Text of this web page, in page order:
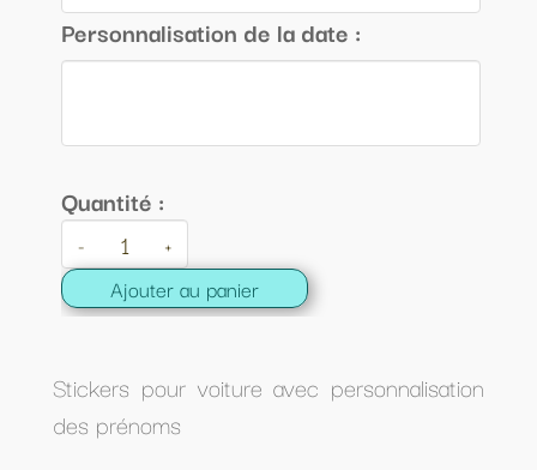
Personnalisation de la date :
Quantité :
- +
Ajouter au panier
Stickers pour voiture avec personnalisation
des prénoms